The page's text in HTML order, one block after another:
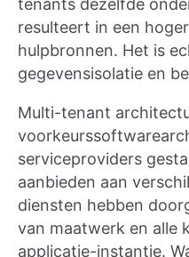
tenants dezelfde
resulteert in een
hulpbronnen. Het is
gegevensisolatie en
Multi-tenant
serviceproviders
aanbieden aan
diensten hebben
van maatwerk en alle
applicatie-instantie.